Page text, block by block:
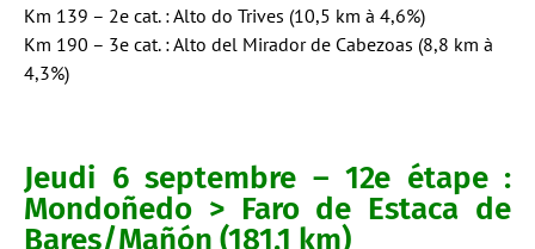
Km 139 – 2e cat. : Alto do Trives (10,5 km à 4,6%)
Km 190 – 3e cat. : Alto del Mirador de Cabezoas (8,8 km à
4,3%)
Jeudi 6 septembre – 12e étape :
Mondoñedo > Faro de Estaca de
Bares/Mañón (181,1 km)